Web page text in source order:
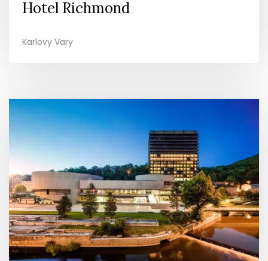
Hotel Richmond
Karlovy Vary